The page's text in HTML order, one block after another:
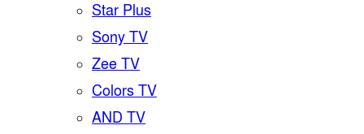
Star Plus
Sony TV
Zee TV
Colors TV
AND TV